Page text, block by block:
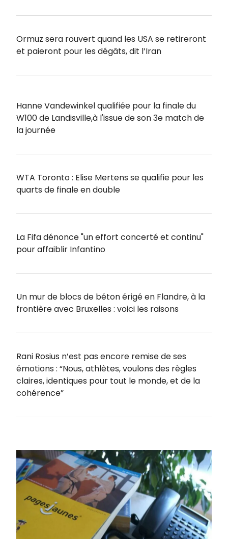
Ormuz sera rouvert quand les USA se retireront
et paieront pour les dégâts, dit l’Iran
Hanne Vandewinkel qualifiée pour la finale du
W100 de Landisville,à l'issue de son 3e match de
la journée
WTA Toronto : Elise Mertens se qualifie pour les
quarts de finale en double
La Fifa dénonce "un effort concerté et continu"
pour affaiblir Infantino
Un mur de blocs de béton érigé en Flandre, à la
frontière avec Bruxelles : voici les raisons
Rani Rosius n’est pas encore remise de ses
émotions : “Nous, athlètes, voulons des règles
claires, identiques pour tout le monde, et de la
cohérence”